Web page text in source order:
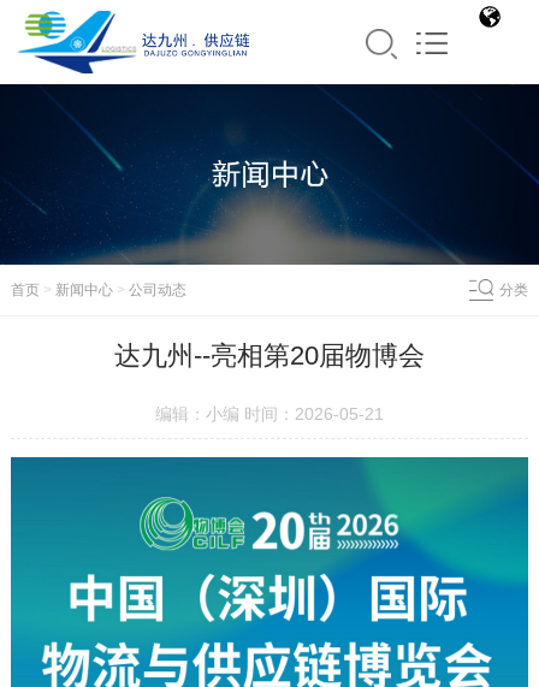
首页> 新闻中心> 公司动态 分类
达九州--亮相第20届物博会
编辑：小编 时间：2026-05-21